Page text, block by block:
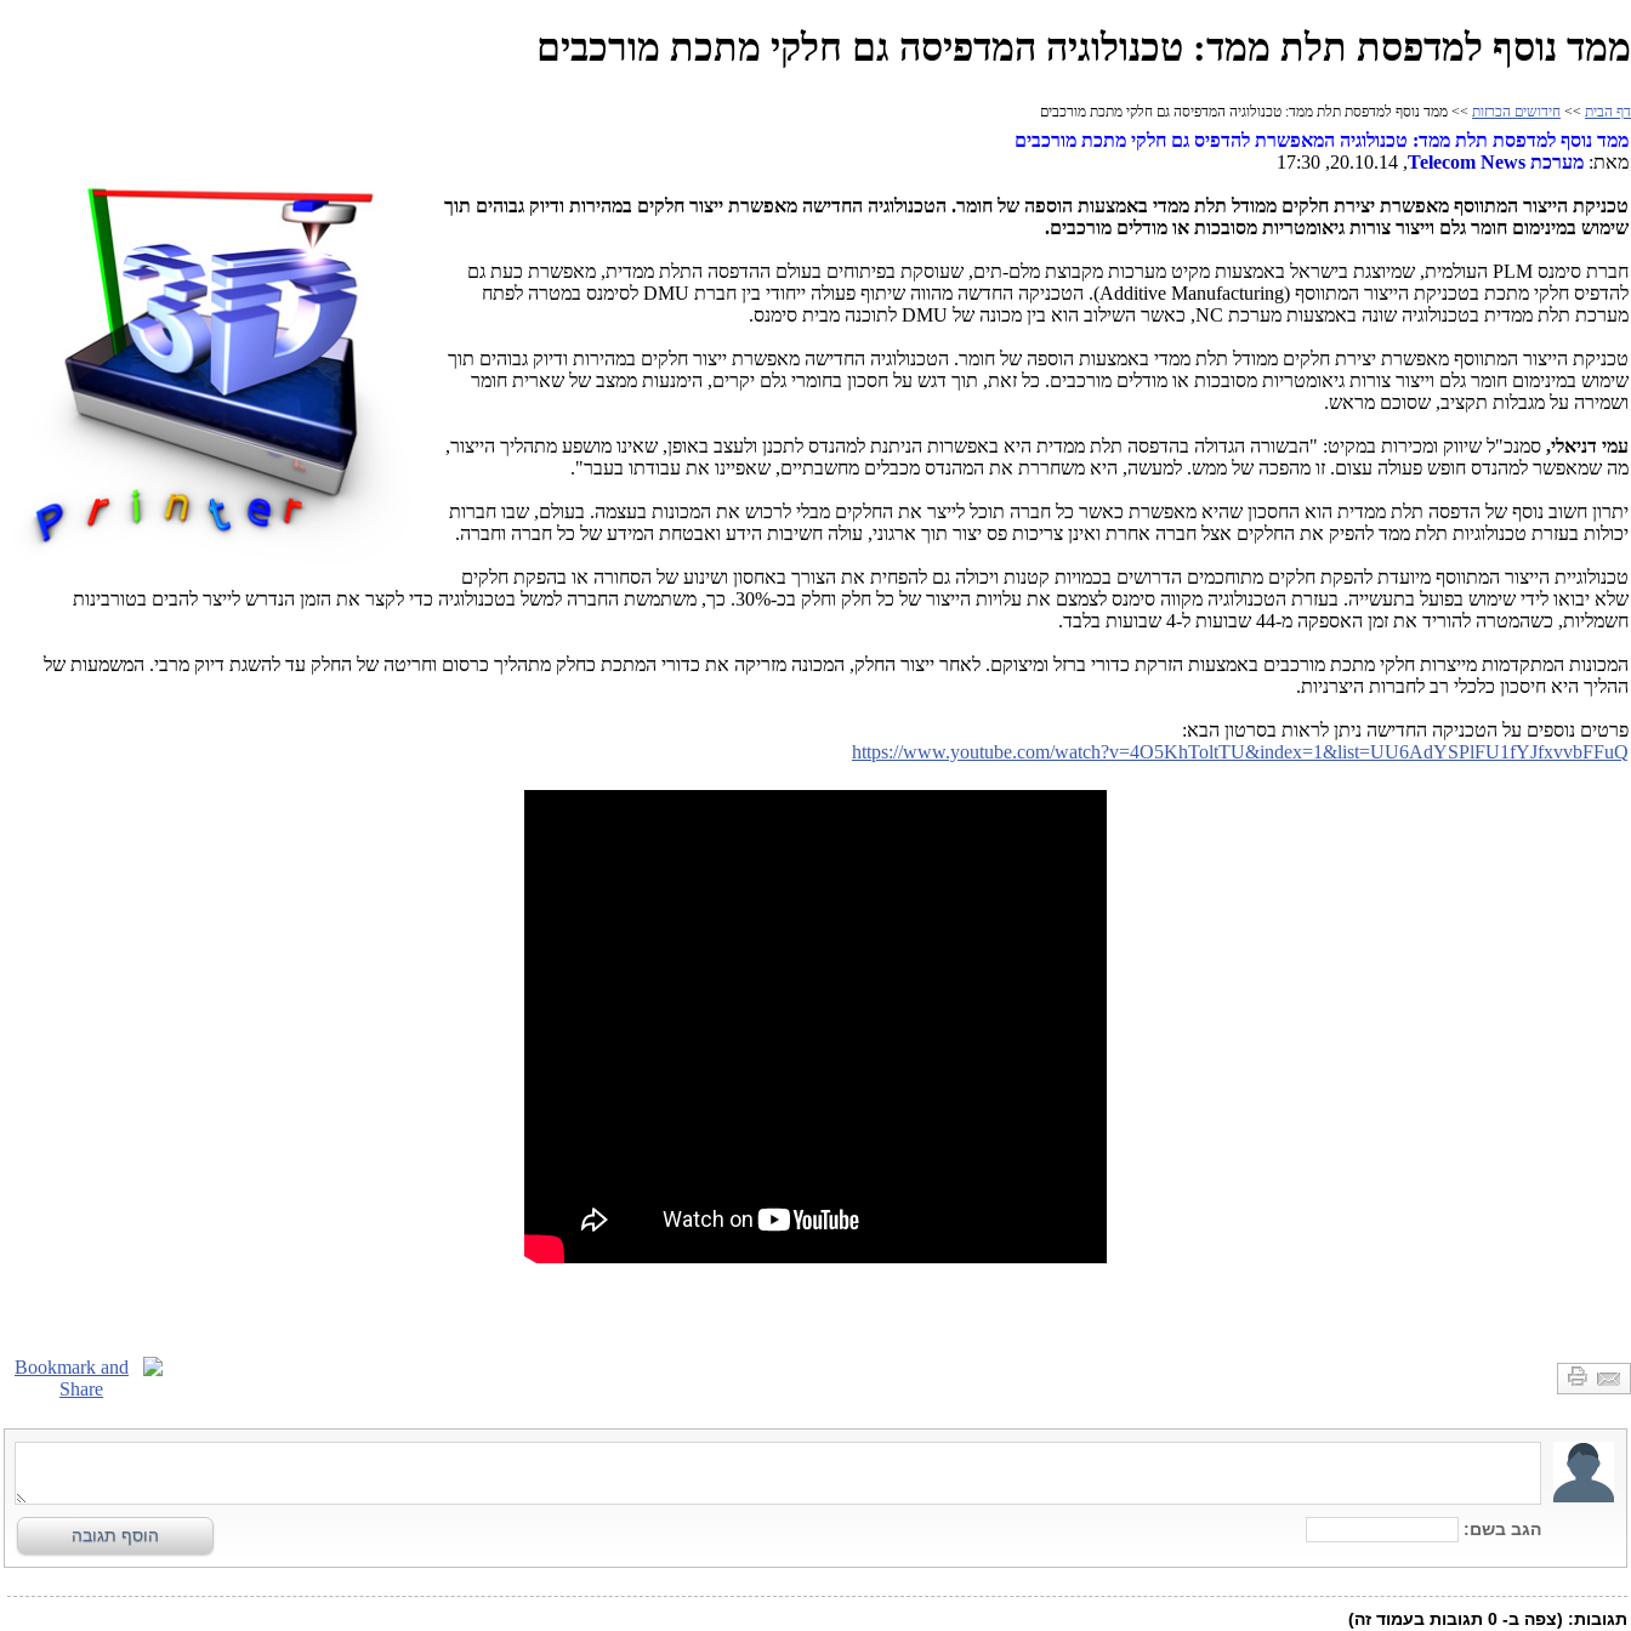
ממד נוסף למדפסת תלת ממד: טכנולוגיה המדפיסה גם חלקי מתכת מורכבים
דף הבית >> חידושים הכרזות >> ממד נוסף למדפסת תלת ממד: טכנולוגיה המדפיסה גם חלקי מתכת מורכבים
ממד נוסף למדפסת תלת ממד: טכנולוגיה המאפשרת להדפיס גם חלקי מתכת מורכבים
מאת: מערכת Telecom News
, 20.10.14, 17:30
טכניקת הייצור המתווסף מאפשרת יצירת חלקים ממודל תלת ממדי באמצעות הוספה של חומר. הטכנולוגיה החדישה מאפשרת ייצור חלקים במהירות ודיוק גבוהים תוך
שימוש במינימום חומר גלם וייצור צורות גיאומטריות מסובכות או מודלים מורכבים.
חברת סימנס PLM העולמית, שמיוצגת בישראל באמצעות מקיט מערכות מקבוצת מלם-תים, שעוסקת בפיתוחים בעולם ההדפסה התלת ממדית, מאפשרת כעת גם
להדפיס חלקי מתכת בטכניקת הייצור המתווסף (Additive Manufacturing). הטכניקה החדשה מהווה שיתוף פעולה ייחודי בין חברת DMU לסימנס במטרה לפתח
מערכת תלת ממדית בטכנולוגיה שונה באמצעות מערכת NC, כאשר השילוב הוא בין מכונה של DMU לתוכנה מבית סימנס.
טכניקת הייצור המתווסף מאפשרת יצירת חלקים ממודל תלת ממדי באמצעות הוספה של חומר. הטכנולוגיה החדישה מאפשרת ייצור חלקים במהירות ודיוק גבוהים תוך
שימוש במינימום חומר גלם וייצור צורות גיאומטריות מסובכות או מודלים מורכבים. כל זאת, תוך דגש על חסכון בחומרי גלם יקרים, הימנעות ממצב של שארית חומר
ושמירה על מגבלות תקציב, שסוכם מראש.
עמי דניאלי, סמנכ"ל שיווק ומכירות במקיט: "הבשורה הגדולה בהדפסה תלת ממדית היא באפשרות הניתנת למהנדס לתכנן ולעצב באופן, שאינו מושפע מתהליך הייצור,
מה שמאפשר למהנדס חופש פעולה עצום. זו מהפכה של ממש. למעשה, היא משחררת את המהנדס מכבלים מחשבתיים, שאפיינו את עבודתו בעבר".
יתרון חשוב נוסף של הדפסה תלת ממדית הוא החסכון שהיא מאפשרת כאשר כל חברה תוכל לייצר את החלקים מבלי לרכוש את המכונות בעצמה. בעולם, שבו חברות
יכולות בעזרת טכנולוגיות תלת ממד להפיק את החלקים אצל חברה אחרת ואינן צריכות פס יצור תוך ארגוני, עולה חשיבות הידע ואבטחת המידע של כל חברה וחברה.
טכנולוגיית הייצור המתווסף מיועדת להפקת חלקים מתוחכמים הדרושים בכמויות קטנות ויכולה גם להפחית את הצורך באחסון ושינוע של הסחורה או בהפקת חלקים
שלא יבואו לידי שימוש בפועל בתעשייה. בעזרת הטכנולוגיה מקווה סימנס לצמצם את עלויות הייצור של כל חלק וחלק בכ-30%. כך, משתמשת החברה למשל בטכנולוגיה כדי לקצר את הזמן הנדרש לייצר להבים בטורבינות
חשמליות, כשהמטרה להוריד את זמן האספקה מ-44 שבועות ל-4 שבועות בלבד.
המכונות המתקדמות מייצרות חלקי מתכת מורכבים באמצעות הזרקת כדורי ברזל ומיצוקם. לאחר ייצור החלק, המכונה מזריקה את כדורי המתכת כחלק מתהליך כרסום וחריטה של החלק עד להשגת דיוק מרבי. המשמעות של
ההליך היא חיסכון כלכלי רב לחברות היצרניות.
פרטים נוספים על הטכניקה החדישה ניתן לראות בסרטון הבא:
https://www.youtube.com/watch?v=4O5KhToltTU&index=1&list=UU6AdYSPlFU1fYJfxvvbFFuQ